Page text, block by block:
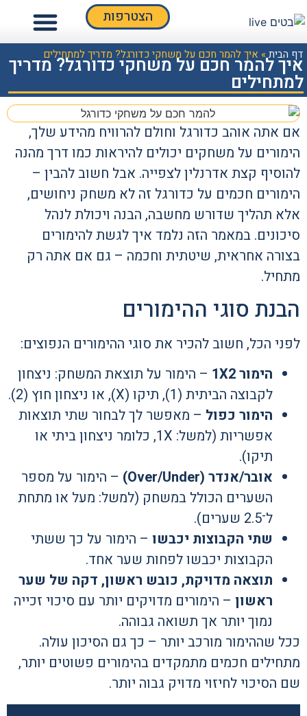
הצטרפות
דף הבית» איך להמר חכם על משחקי כדורגל? מדריך למתחילים
איך להמר חכם על משחקי כדורגל? מדריך
למתחילים
אם אתה אוהב כדורגל וחולם להרוויח מהידע שלך,
הימורים על משחקים יכולים להיראות כמו דרך מהנה
להוסיף קצת אדרנלין לצפייה. אבל חשוב להבין –
הימורים חכמים על כדורגל זה לא משחק ניחושים,
אלא תהליך שדורש מחשבה, הבנה ויכולת לנהל
סיכונים. במאמר הזה נלמד איך לגשת להימורים
בצורה אחראית, שיטתית וחכמה – גם אם אתה רק
מתחיל.
הבנת סוגי ההימורים
לפני הכל, חשוב להכיר את סוגי ההימורים הנפוצים:
הימור 1X2
– הימור על תוצאת המשחק: ניצחון
לקבוצה הביתית (1), תיקו (X), או ניצחון חוץ (2).
הימור כפול – מאפשר לך לבחור שתי תוצאות
אפשריות (למשל: 1X, כלומר ניצחון ביתי או
תיקו).
אובר/אנדר (Over/Under)
– הימור על מספר
השערים הכולל במשחק (למשל: מעל או מתחת
ל־2.5 שערים).
שתי הקבוצות יכבשו – הימור על כך ששתי
הקבוצות יכבשו לפחות שער אחד.
תוצאה מדויקת, כובש ראשון, דקה של שער
ראשון – הימורים מדויקים יותר עם סיכוי זכייה
נמוך יותר אך תשואה גבוהה.
ככל שההימור מורכב יותר – כך גם הסיכון עולה.
מתחילים חכמים מתמקדים בהימורים פשוטים יותר,
שם הסיכוי לחיזוי מדויק גבוה יותר.